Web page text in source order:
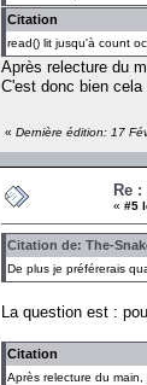
Citation
read() lit jusqu'à count
Après relecture du
C'est donc bien cela
« Dernière édition: 17
Re
« #5
Citation de: The-
De plus je préférerais
La question est :
Citation
Après relecture du